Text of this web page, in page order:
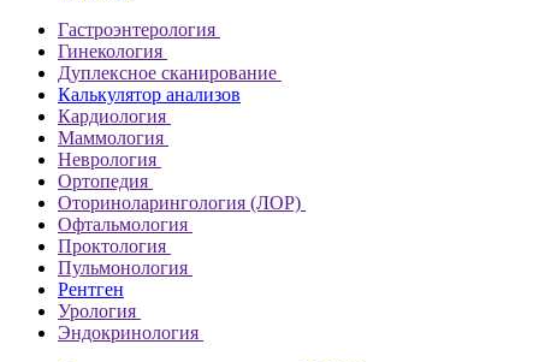
Гастроэнтерология
Гинекология
Дуплексное сканирование
Калькулятор анализов
Кардиология
Маммология
Неврология
Ортопедия
Оториноларингология (ЛОР)
Офтальмология
Проктология
Пульмонология
Рентген
Урология
Эндокринология